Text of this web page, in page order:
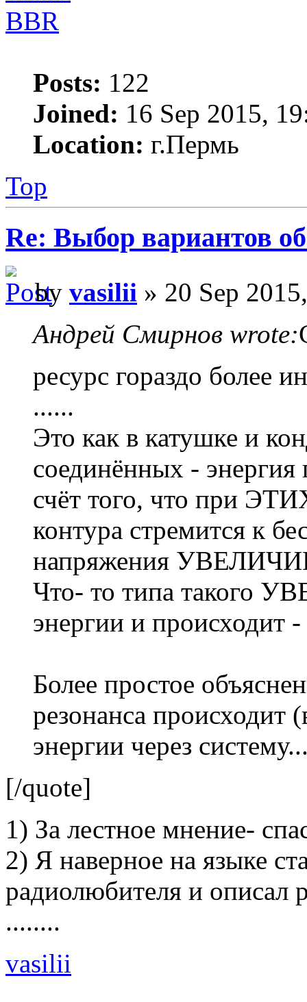
BBR
Posts: 122
Joined: 16 Sep 2015,
Location: г.Пермь
Top
Re: Выбор вариантов
by vasilii » 20 Sep
Андрей Смирнов wrote:
ресурс гораздо более
......
Это как в катушке и
соединённых -
счёт того, что при
контура стремится к
напряжения
Что- то типа такого
энергии и происходит
Более простое
резонанса происходит
энергии через
[/quote]
1) За лестное мнение-
2) Я наверное на языке
радиолюбителя и описал
........
vasilii